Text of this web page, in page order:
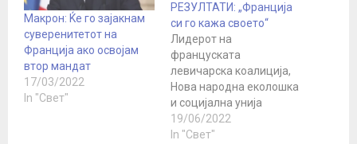
Макрон: Ќе го зајакнам
суверенитетот на
Франција ако освојам
втор мандат
17/03/2022
In "Свет"
РЕЗУЛТАТИ: „Франција
си го кажа своето“
Лидерот на
француската
левичарска коалиција,
Нова народна еколошка
и социјална унија
(Нупес), Жан-Лук
Меланшон, вечерва
19/06/2022
In "Свет"